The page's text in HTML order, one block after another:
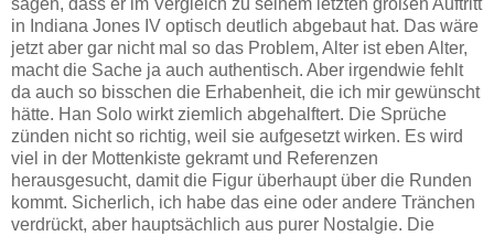
sagen, dass er im Vergleich zu seinem letzten großen Auftritt
in Indiana Jones IV optisch deutlich abgebaut hat. Das wäre
jetzt aber gar nicht mal so das Problem, Alter ist eben Alter,
macht die Sache ja auch authentisch. Aber irgendwie fehlt
da auch so bisschen die Erhabenheit, die ich mir gewünscht
hätte. Han Solo wirkt ziemlich abgehalftert. Die Sprüche
zünden nicht so richtig, weil sie aufgesetzt wirken. Es wird
viel in der Mottenkiste gekramt und Referenzen
herausgesucht, damit die Figur überhaupt über die Runden
kommt. Sicherlich, ich habe das eine oder andere Tränchen
verdrückt, aber hauptsächlich aus purer Nostalgie. Die